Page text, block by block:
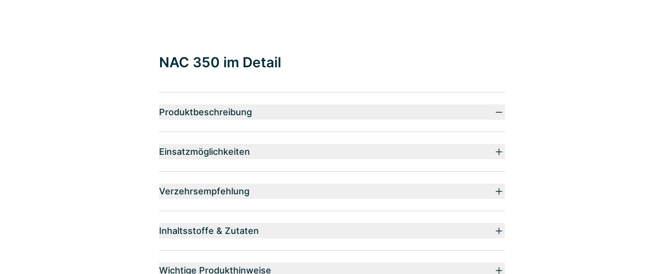
NAC 350 im Detail
Produktbeschreibung
Einsatzmöglichkeiten
Verzehrsempfehlung
Inhaltsstoffe & Zutaten
Wichtige Produkthinweise